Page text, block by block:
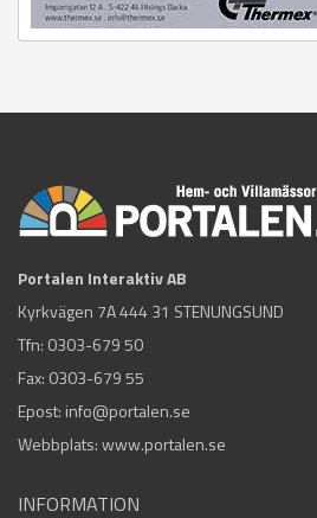
Portalen Interaktiv AB
Kyrkvägen 7A 444 31 STENUNGSUND
Tfn: 0303-679 50
Fax: 0303-679 55
Epost: info@portalen.se
Webbplats: www.portalen.se
INFORMATION